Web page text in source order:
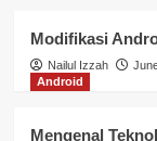
Modifikasi
Nailul Izzah
Android
Mengenal